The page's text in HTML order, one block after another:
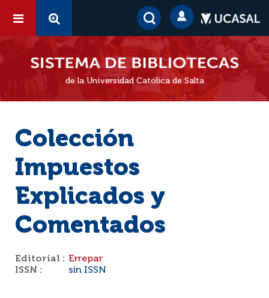
de la Universidad Católica de Salta
Colección
Impuestos
Explicados y
Comentados
Editorial : Errepar
ISSN :
sin ISSN